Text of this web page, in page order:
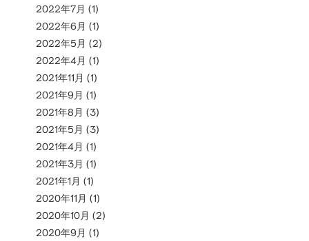
2022年7月 (1)
2022年6月 (1)
2022年5月 (2)
2022年4月 (1)
2021年11月 (1)
2021年9月 (1)
2021年8月 (3)
2021年5月 (3)
2021年4月 (1)
2021年3月 (1)
2021年1月 (1)
2020年11月 (1)
2020年10月 (2)
2020年9月 (1)